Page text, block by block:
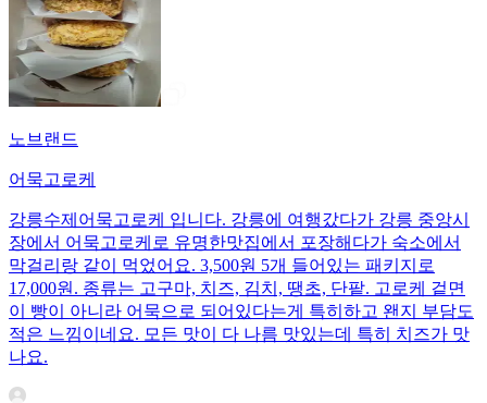
노브랜드
어묵고로케
강릉수제어묵고로케 입니다. 강릉에 여행갔다가 강릉 중앙시
장에서 어묵고로케로 유명한맛집에서 포장해다가 숙소에서
막걸리랑 같이 먹었어요. 3,500원 5개 들어있는 패키지로
17,000원. 종류는 고구마, 치즈, 김치, 땡초, 단팥. 고로케 겉면
이 빵이 아니라 어묵으로 되어있다는게 특히하고 왠지 부담도
적은 느낌이네요. 모든 맛이 다 나름 맛있는데 특히 치즈가 맛
나요.